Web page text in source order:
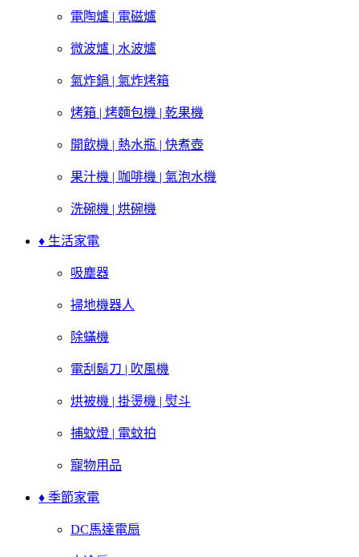
電陶爐 | 電磁爐
微波爐 | 水波爐
氣炸鍋 | 氣炸烤箱
烤箱 | 烤麵包機 | 乾果機
開飲機 | 熱水瓶 | 快煮壺
果汁機 | 咖啡機 | 氣泡水機
洗碗機 | 烘碗機
♦ 生活家電
吸塵器
掃地機器人
除蟎機
電刮鬍刀 | 吹風機
烘被機 | 掛燙機 | 熨斗
捕蚊燈 | 電蚊拍
寵物用品
♦ 季節家電
DC馬達電扇